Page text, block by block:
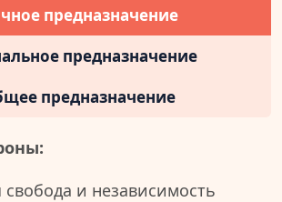
предназначение
предназначение
предназначение
свобода и независимость